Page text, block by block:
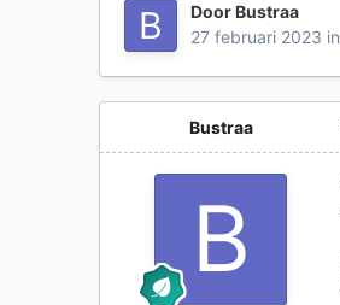
DoorBustraa
27 februari 2023 in
Bustraa